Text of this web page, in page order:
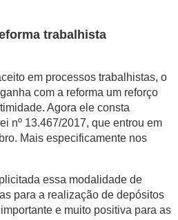
trabalhista
em processos trabalhistas, o
com a reforma um reforço
Agora ele consta
nº 13.467/2017, que entrou em
Mais especificamente nos
essa modalidade de
para a realização de depósitos
e muito positiva para as